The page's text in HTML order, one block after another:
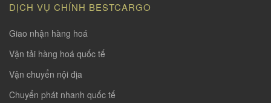
DỊCH VỤ CHÍNH BESTCARGO
Giao nhận hàng hoá
Vận tải hàng hoá quốc tế
Vận chuyển nội địa
Chuyển phát nhanh quốc tế